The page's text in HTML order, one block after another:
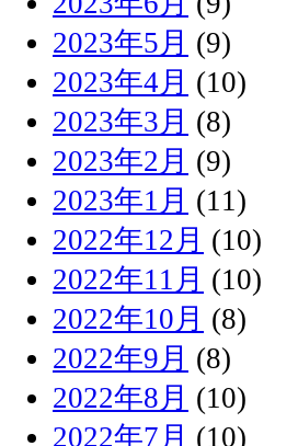
2023年5月 (9)
2023年4月 (10)
2023年3月 (8)
2023年2月 (9)
2023年1月 (11)
2022年12月 (10)
2022年11月 (10)
2022年10月 (8)
2022年9月 (8)
2022年8月 (10)
2022年7月 (10)